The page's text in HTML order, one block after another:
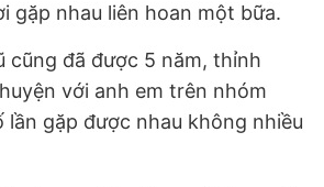
gặp nhau liên hoan một bữa.
cũng đã được 5 năm, thỉnh
với anh em trên nhóm
lần gặp được nhau không nhiều